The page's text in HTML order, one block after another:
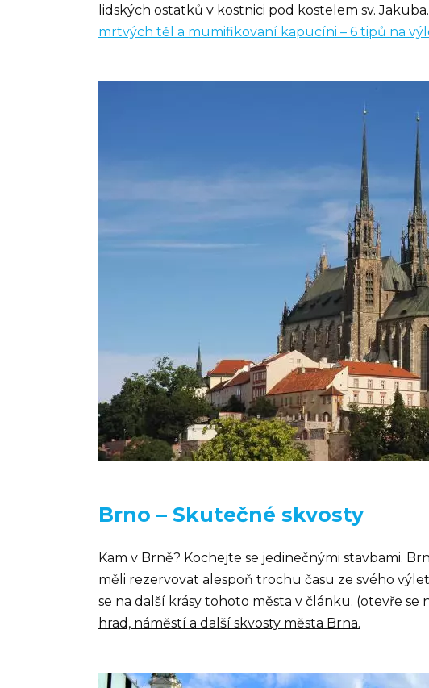
lidských ostatků v kostnici pod kostelem sv.
mrtvých těl a mumifikovaní kapucíni – 6 tipů na
Brno – Skutečné skvosty
Kam v Brně? Kochejte se jedinečnými stavbami.
měli rezervovat alespoň trochu času ze svého
se na další krásy tohoto města v článku. (otevře se
hrad, náměstí a další skvosty města Brna.